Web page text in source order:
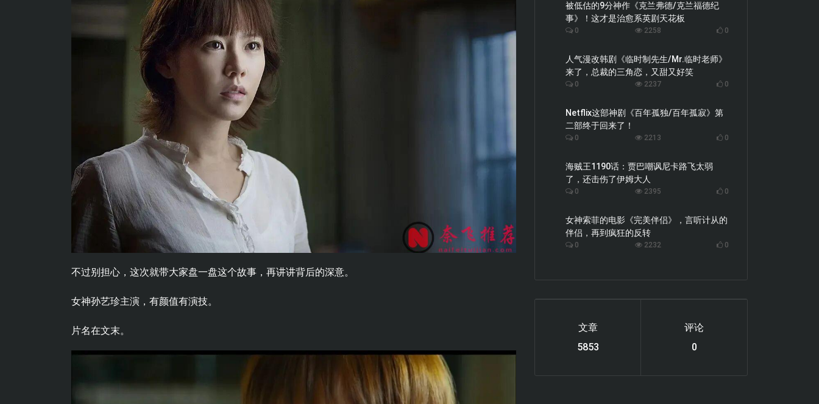
不过别担心，这次就带大家盘一盘这个故事，再讲讲背后的深意。
女神孙艺珍主演，有颜值有演技。
片名在文末。
被低估的9分神作《克兰弗德/克兰福德纪
事》！这才是治愈系英剧天花板
0 2258 0
人气漫改韩剧《临时制先生/Mr.临时老师》
来了，总裁的三角恋，又甜又好笑
0 2237 0
Netflix这部神剧《百年孤独/百年孤寂》第
二部终于回来了！
0 2213 0
海贼王1190话：贾巴嘲讽尼卡路飞太弱
了，还击伤了伊姆大人
0 2395 0
女神索菲的电影《完美伴侣》，言听计从的
伴侣，再到疯狂的反转
0 2232 0
文章
6119
评论
0